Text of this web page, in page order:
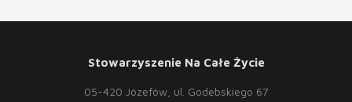
Stowarzyszenie Na Całe Życie
05-420 Józefów, ul. Godebskiego 67